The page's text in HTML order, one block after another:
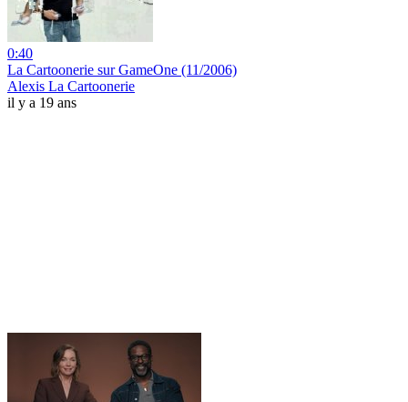
0:40
La Cartoonerie sur GameOne (11/2006)
Alexis La Cartoonerie
il y a 19 ans